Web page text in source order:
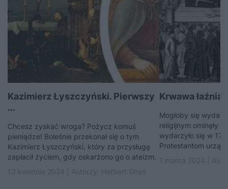
Kazimierz Łyszczyński. Pierwszy
...
Chcesz zyskać wroga? Pożycz komuś
pieniądze! Boleśnie przekonał się o tym
Kazimierz Łyszczyński, który za przysługę
zapłacił życiem, gdy oskarżono go o ateizm.
Krwawa łaźnia
Mogłoby się
religijnym ominęły
wydarzyło się w
Protestantom